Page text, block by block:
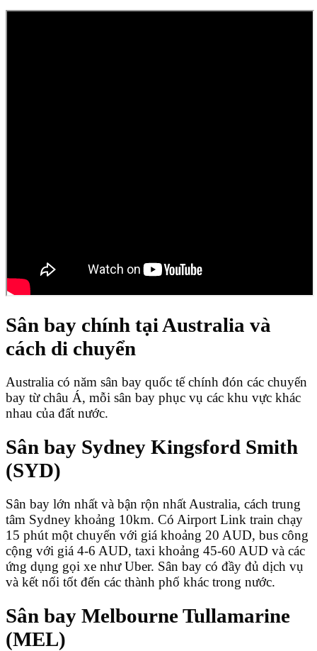
Sân bay chính tại Australia và
cách di chuyển
Australia có năm sân bay quốc tế chính đón các chuyến
bay từ châu Á, mỗi sân bay phục vụ các khu vực khác
nhau của đất nước.
Sân bay Sydney Kingsford Smith
(SYD)
Sân bay lớn nhất và bận rộn nhất Australia, cách trung
tâm Sydney khoảng 10km. Có Airport Link train chạy
15 phút một chuyến với giá khoảng 20 AUD, bus công
cộng với giá 4-6 AUD, taxi khoảng 45-60 AUD và các
ứng dụng gọi xe như Uber. Sân bay có đầy đủ dịch vụ
và kết nối tốt đến các thành phố khác trong nước.
Sân bay Melbourne Tullamarine
(MEL)